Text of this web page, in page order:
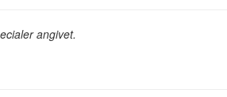
angivet.